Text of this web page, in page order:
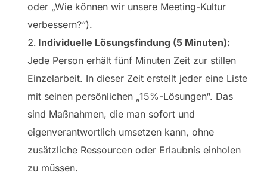
oder „Wie können wir unsere Meeting-Kultur
verbessern?“).
Individuelle Lösungsfindung (5 Minuten):
Jede Person erhält fünf Minuten Zeit zur stillen
Einzelarbeit. In dieser Zeit erstellt jeder eine Liste
mit seinen persönlichen „15%-Lösungen“. Das
sind Maßnahmen, die man sofort und
eigenverantwortlich umsetzen kann, ohne
zusätzliche Ressourcen oder Erlaubnis einholen
zu müssen.